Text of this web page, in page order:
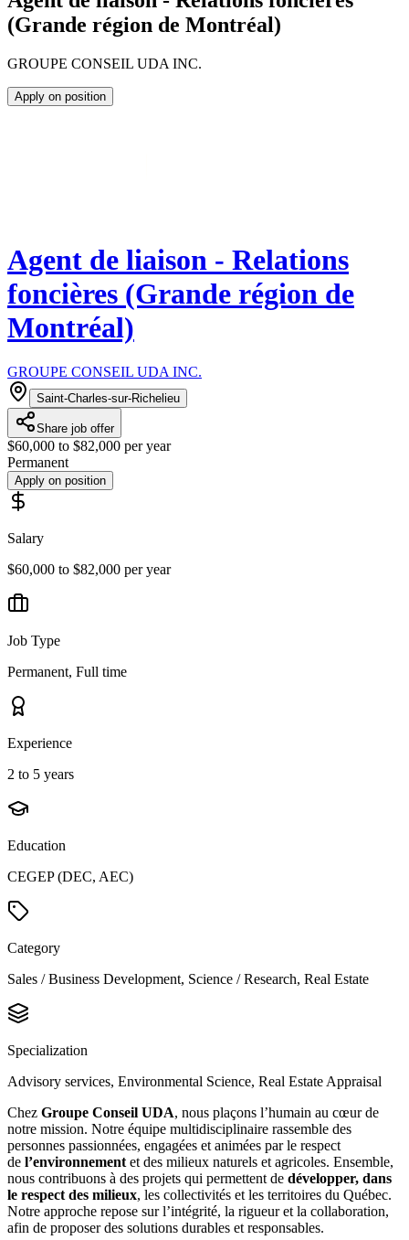
(Grande région de Montréal)
GROUPE CONSEIL UDA INC.
Apply on position
Agent de liaison - Relations
foncières (Grande région de
Montréal)
GROUPE CONSEIL UDA INC.
Saint-Charles-sur-Richelieu
Share job offer
$60,000 to $82,000 per year
Permanent
Apply on position
Salary
$60,000 to $82,000 per year
Job Type
Permanent, Full time
Experience
2 to 5 years
Education
CEGEP (DEC, AEC)
Category
Sales / Business Development, Science / Research, Real Estate
Specialization
Advisory services, Environmental Science, Real Estate Appraisal
Chez Groupe Conseil UDA, nous plaçons l’humain au cœur de
notre mission. Notre équipe multidisciplinaire rassemble des
personnes passionnées, engagées et animées par le respect
de l’environnement et des milieux naturels et agricoles. Ensemble,
nous contribuons à des projets qui permettent de développer, dans
le respect des milieux, les collectivités et les territoires du Québec.
Notre approche repose sur l’intégrité, la rigueur et la collaboration,
afin de proposer des solutions durables et responsables.